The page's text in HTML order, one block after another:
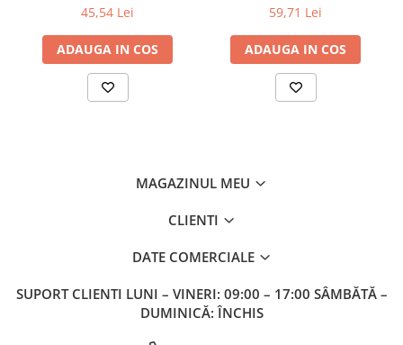
45,54 Lei
ADAUGA IN COS
59,71 Lei
ADAUGA IN COS
MAGAZINUL MEU
CLIENTI
DATE COMERCIALE
SUPORT CLIENTI LUNI – VINERI: 09:00 – 17:00 SÂMBĂTĂ –
DUMINICĂ: ÎNCHIS